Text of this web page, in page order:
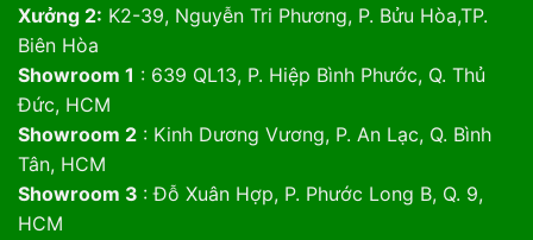
Xưởng 2: K2-39, Nguyễn Tri Phương, P. Bửu Hòa,TP.
Biên Hòa
Showroom 1 : 639 QL13, P. Hiệp Bình Phước, Q. Thủ
Đức, HCM
Showroom 2: Kinh Dương Vương, P. An Lạc, Q. Bình
Tân, HCM
Showroom 3 : Đỗ Xuân Hợp, P. Phước Long B, Q. 9,
HCM